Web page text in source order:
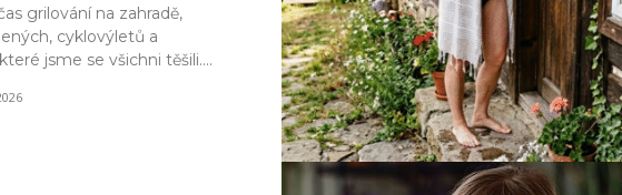
grilování na zahradě,
cyklovýletů a
jsme se všichni těšili....